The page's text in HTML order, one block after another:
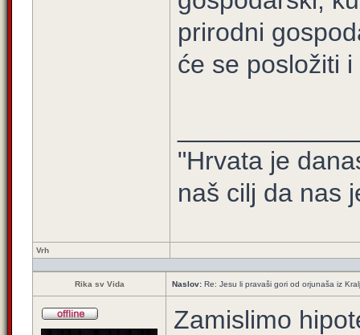
prirodni
će se posložiti
"Hrvata je
naš cilj da nas
Vrh
Rika sv Vida Naslov: Re: Jesu li pravaši gori od orjunaša iz
Zamislimo